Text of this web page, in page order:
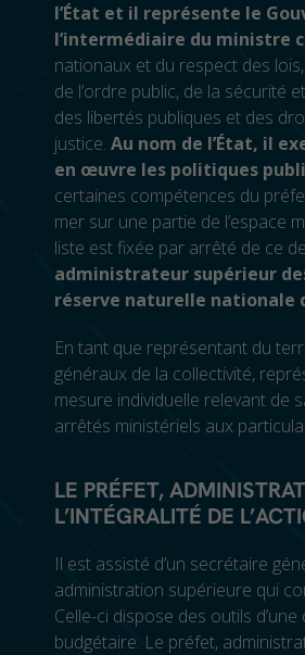
l’État et il représente le
l’intermédiaire du ministre
nationaux et du respect des
de l’ordre public, de la
des libertés publiques et des
justice. Au nom de l’État, il
en œuvre les politiques
certaines compétences du
mer sur une partie de l’espace
liste est fixée par arrêté de ce
administrateur supérieur
réserve naturelle nationale
En tant que représentant du
généraux de la collectivité,
mesure individuelle relevant de
arrêtés ministériels aux
LE PRÉFET,
L’INTÉGRALITÉ DE
Il est assisté d’un secrétaire
administration supérieure qui
Celle-ci dispose des outils
budgétaire. Le préfet,